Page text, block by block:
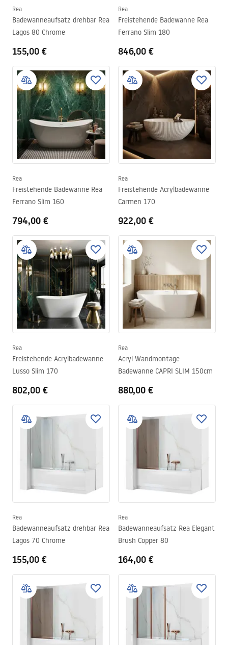
Rea
Badewanneaufsatz drehbar Rea
Lagos 80 Chrome
155,00 €
Rea
Freistehende Badewanne Rea
Ferrano Slim 180
846,00 €
Rea
Freistehende Badewanne Rea
Ferrano Slim 160
794,00 €
Rea
Freistehende Acrylbadewanne
Carmen 170
922,00 €
Rea
Freistehende Acrylbadewanne
Lusso Slim 170
802,00 €
Rea
Acryl Wandmontage
Badewanne CAPRI SLIM 150cm
880,00 €
Rea
Badewanneaufsatz drehbar Rea
Lagos 70 Chrome
155,00 €
Rea
Badewanneaufsatz Rea Elegant
Brush Copper 80
164,00 €